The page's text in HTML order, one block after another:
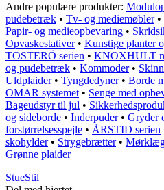
Andre populære produkter:
pudebetræk • Tv- og mediemøbler•
Papir- og medieopbevaring •
Opvaskestativer• Kunstige planter
TOSTERÖ serien • KNOXHULT
og pudebetræk • Kommoder•
Uldplaider• Tyngdedyner• Borde
OMAR systemet • Senge med
Bageudstyr til jul •
og sideborde • Inderpuder• Gryder
forstørrelsesspejle • ÅRSTID serien
skohylder• Strygebrætter•
Grønne plaider
StueStil